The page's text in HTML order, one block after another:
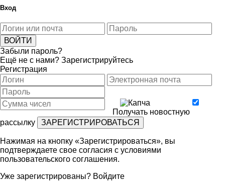
Вход
Забыли пароль?
Ещё не с нами? Зарегистрируйтесь
Регистрация
Получать новостную
рассылку
Нажимая на кнопку «Зарегистрироваться», вы
подтверждаете свое согласия с условиями
пользовательского соглашения.
Уже зарегистрированы? Войдите